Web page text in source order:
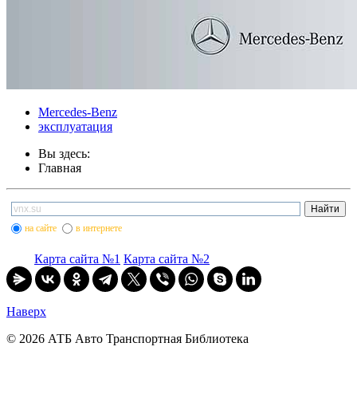
Mercedes-Benz
эксплуатация
Вы здесь:
Главная
на сайте в интернете
Карта сайта №1 Карта сайта №2
Наверх
© 2026 АТБ Авто Транспортная Библиотека